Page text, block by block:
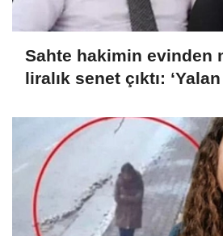
Sahte hakimin evinden
liralık senet çıktı: